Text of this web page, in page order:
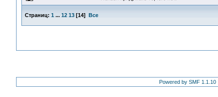
Страниц: 1 ... 12 13[14] Все
Powered by SMF 1.1.10